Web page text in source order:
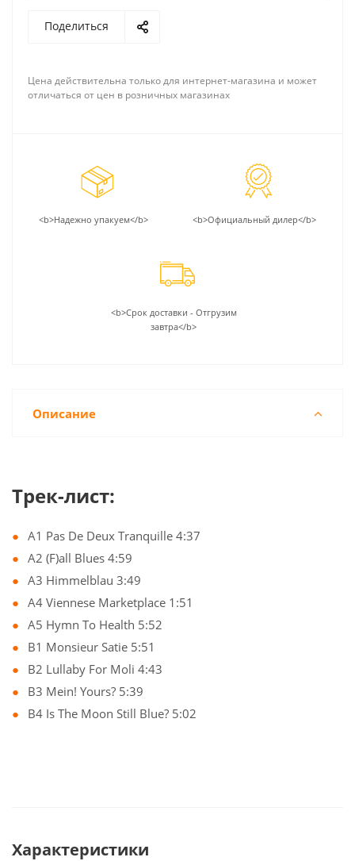
Поделиться
Цена действительна только для интернет-магазина и может
отличаться от цен в розничных магазинах
<b>Надежно упакуем</b> <b>Официальный дилер</b>
<b>Срок доставки - Отгрузим
завтра</b>
Описание
Трек-лист:
A1 Pas De Deux Tranquille 4:37
A2 (F)all Blues 4:59
A3 Himmelblau 3:49
A4 Viennese Marketplace 1:51
A5 Hymn To Health 5:52
B1 Monsieur Satie 5:51
B2 Lullaby For Moli 4:43
B3 Mein! Yours? 5:39
B4 Is The Moon Still Blue? 5:02
Характеристики